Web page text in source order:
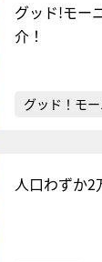
グッド!モー
介！
グッド！モ
人口わずか2